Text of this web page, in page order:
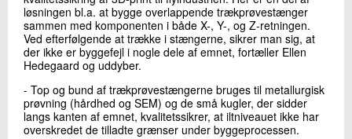
løsningen bl.a. at bygge overlappende trækprøvestænger
sammen med komponenten i både X-, Y-, og Z-retningen.
Ved efterfølgende at trække i stængerne, sikrer man sig, at
der ikke er byggefejl i nogle dele af emnet, fortæller Ellen
Hedegaard og uddyber.
- Top og bund af trækprøvestængerne bruges til metallurgisk
prøvning (hårdhed og SEM) og de små kugler, der sidder
langs kanten af emnet, kvalitetssikrer, at iltniveauet ikke har
overskredet de tilladte grænser under byggeprocessen.